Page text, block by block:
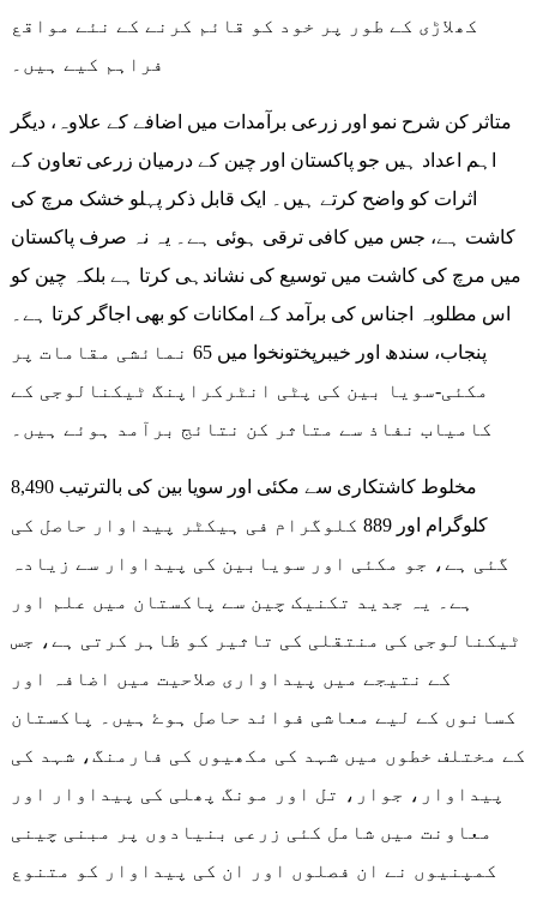
کھلاڑی کے طور پر خود کو قائم کرنے کے نئے مواقع
فراہم کیے ہیں۔
متاثر کن شرح نمو اور زرعی برآمدات میں اضافے کے علاوہ، دیگر
اہم اعداد ہیں جو پاکستان اور چین کے درمیان زرعی تعاون کے
اثرات کو واضح کرتے ہیں۔ ایک قابل ذکر پہلو خشک مرچ کی
کاشت ہے، جس میں کافی ترقی ہوئی ہے۔ یہ نہ صرف پاکستان
میں مرچ کی کاشت میں توسیع کی نشاندہی کرتا ہے بلکہ چین کو
اس مطلوبہ اجناس کی برآمد کے امکانات کو بھی اجاگر کرتا ہے۔
پنجاب، سندھ اور خیبرپختونخوا میں 65 نمائشی مقامات پر
مکئی-سویا بین کی پٹی انٹرکراپنگ ٹیکنالوجی کے
کامیاب نفاذ سے متاثر کن نتائج برآمد ہوئے ہیں۔
مخلوط کاشتکاری سے مکئی اور سویا بین کی بالترتیب 8,490
کلوگرام اور 889 کلوگرام فی ہیکٹر پیداوار حاصل کی
گئی ہے، جو مکئی اور سویابین کی پیداوار سے زیادہ
ہے۔ یہ جدید تکنیک چین سے پاکستان میں علم اور
ٹیکنالوجی کی منتقلی کی تاثیر کو ظاہر کرتی ہے، جس
کے نتیجے میں پیداواری صلاحیت میں اضافہ اور
کسانوں کے لیے معاشی فوائد حاصل ہوۓ ہیں۔ پاکستان
کے مختلف خطوں میں شہد کی مکھیوں کی فارمنگ، شہد کی
پیداوار، جوار، تل اور مونگ پھلی کی پیداوار اور
معاونت میں شامل کئی زرعی بنیادوں پر مبنی چینی
کمپنیوں نے ان فصلوں اور ان کی پیداوار کو متنوع